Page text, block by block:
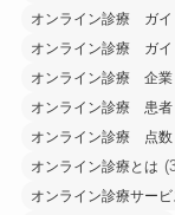
オンライン診療 ガイ
オンライン診療 ガイ
オンライン診療 企業
オンライン診療 患者
オンライン診療 点数
オンライン診療とは
オンライン診療サービ